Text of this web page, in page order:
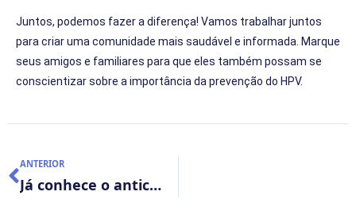
Juntos, podemos fazer a diferença! Vamos trabalhar juntos
para criar uma comunidade mais saudável e informada. Marque
seus amigos e familiares para que eles também possam se
conscientizar sobre a importância da prevenção do HPV.
ANTERIOR
Já conhece o anticorpo Stathmin e como ele pode ajudar na diferenciação do Câncer Cervical?